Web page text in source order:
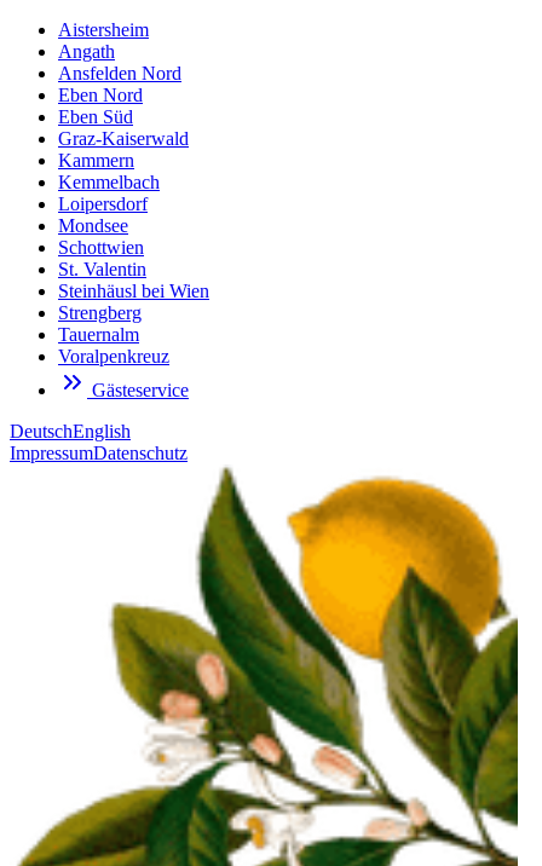
Aistersheim
Angath
Ansfelden Nord
Eben Nord
Eben Süd
Graz-Kaiserwald
Kammern
Kemmelbach
Loipersdorf
Mondsee
Schottwien
St. Valentin
Steinhäusl bei Wien
Strengberg
Tauernalm
Voralpenkreuz
Gästeservice
DeutschEnglish
ImpressumDatenschutz